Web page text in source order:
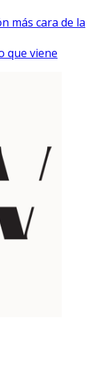
más cara de la
que viene